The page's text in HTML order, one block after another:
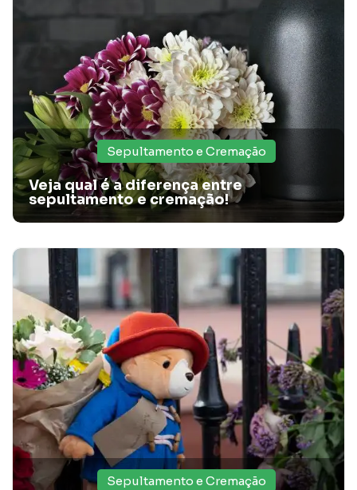
Custos invisíveis do sepultamento tradicional:
No artigo, a Santa Casa Card te conta sobre os custos
invisíveis do sepultamento tradicional. Confira!
Sepultamento e Cremação
Veja qual é a diferença entre
sepultamento e cremação!
Sepultamento e Cremação